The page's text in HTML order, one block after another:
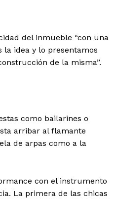
del inmueble “con una
la idea y lo presentamos
de la misma”.
como bailarines o
arribar al flamante
de arpas como a la
con el instrumento
La primera de las chicas